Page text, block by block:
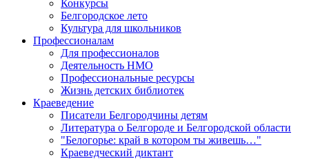
Конкурсы
Белгородское лето
Культура для школьников
Профессионалам
Для профессионалов
Деятельность НМО
Профессиональные ресурсы
Жизнь детских библиотек
Краеведение
Писатели Белгородчины детям
Литература о Белгороде и Белгородской области
"Белогорье: край в котором ты живешь…"
Краеведческий диктант